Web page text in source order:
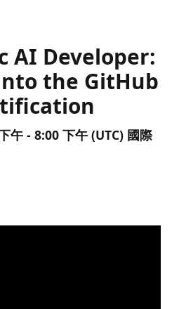
AI Developer:
the GitHub
午 - 8:00 下午 (UTC) 國際